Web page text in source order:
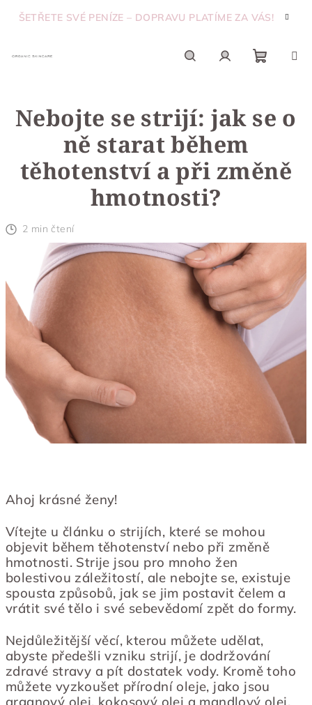
ŠETŘETE SVÉ PENÍZE – DOPRAVU PLATÍME ZA VÁS!
košík
Nebojte se strijí: jak se o
ně starat během
těhotenství a při změně
hmotnosti?
2 min čtení
Ahoj krásné ženy!
Vítejte u článku o strijích, které se mohou
objevit během těhotenství nebo při změně
hmotnosti. Strije jsou pro mnoho žen
bolestivou záležitostí, ale nebojte se, existuje
spousta způsobů, jak se jim postavit čelem a
vrátit své tělo i své sebevědomí zpět do formy.
Nejdůležitější věcí, kterou můžete udělat,
abyste předešli vzniku strijí, je dodržování
zdravé stravy a pít dostatek vody. Kromě toho
můžete vyzkoušet přírodní oleje, jako jsou
arganový olej, kokosový olej a mandlový olej,